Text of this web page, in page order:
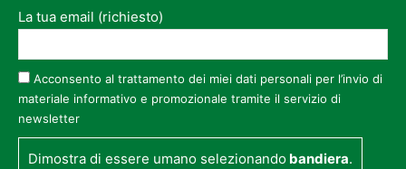
La tua email (richiesto)
Acconsento al trattamento dei miei dati personali per l’invio di
materiale informativo e promozionale tramite il servizio di
newsletter
Dimostra di essere umano selezionando bandiera.